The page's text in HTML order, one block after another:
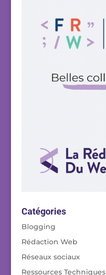
Catégories
Blogging
Rédaction Web
Réseaux sociaux
Ressources Techniques